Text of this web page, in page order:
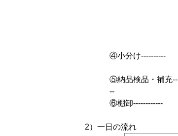
④小分け----------
⑤納品検品・補充--
--
⑥棚卸------------
2）一日の流れ